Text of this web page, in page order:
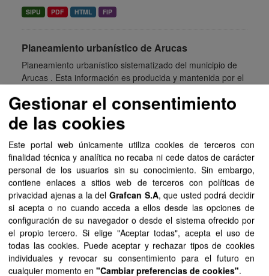
SIPU PDF HTML FIP
Planeamiento urbanístico de Arucas
Planeamiento urbanístico sistematizado del municipio de
Arucas . Esta información es producida y mantenida por el
del...
SIPU PDF HTML FIP
Planeamiento urbanístico de Barlovento
Planeamiento urbanístico sistematizado del municipio de
Barlovento . Esta información es producida y mantenida
por el Gobierno de Canarias y ha contado con la
financiación del...
SIPU PDF HTML FIP
Planeamiento urbanístico de Tuineje
Gestionar el consentimiento
de las cookies
Este portal web únicamente utiliza cookies de terceros con
finalidad técnica y analítica no recaba ni cede datos de carácter
personal de los usuarios sin su conocimiento. Sin embargo,
contiene enlaces a sitios web de terceros con políticas de
privacidad ajenas a la del Grafcan S.A, que usted podrá decidir
si acepta o no cuando acceda a ellos desde las opciones de
configuración de su navegador o desde el sistema ofrecido por
el propio tercero. Si elige "Aceptar todas", acepta el uso de
todas las cookies. Puede aceptar y rechazar tipos de cookies
individuales y revocar su consentimiento para el futuro en
cualquier momento en "Cambiar preferencias de cookies".